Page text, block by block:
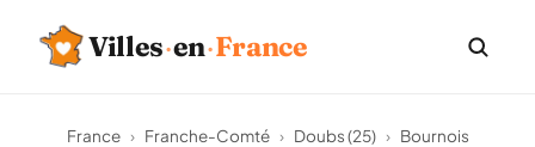
Villes·en·France
France › Franche-Comté › Doubs (25) › Bournois